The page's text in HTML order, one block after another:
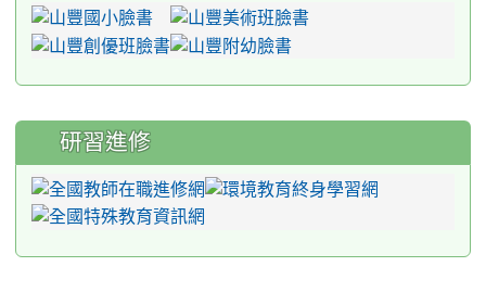
研習進修